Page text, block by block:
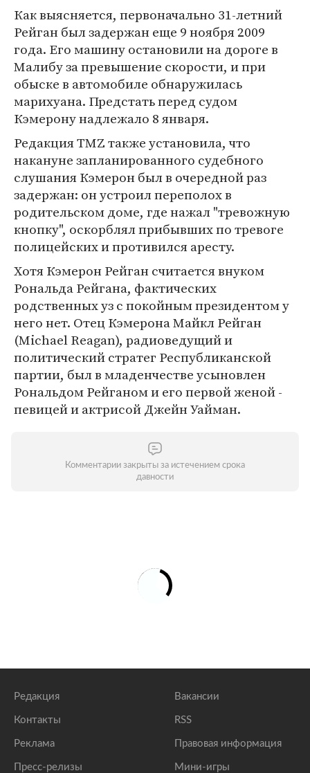
Как выясняется, первоначально 31-летний
Рейган был задержан еще 9 ноября 2009
года. Его машину остановили на дороге в
Малибу за превышение скорости, и при
обыске в автомобиле обнаружилась
марихуана. Предстать перед судом
Кэмерону надлежало 8 января.
Редакция TMZ также установила, что
накануне запланированного судебного
слушания Кэмерон был в очередной раз
задержан: он устроил переполох в
родительском доме, где нажал "тревожную
кнопку", оскорблял прибывших по тревоге
полицейских и противился аресту.
Хотя Кэмерон Рейган считается внуком
Рональда Рейгана, фактических
родственных уз с покойным президентом у
него нет. Отец Кэмерона Майкл Рейган
(Michael Reagan), радиоведущий и
политический стратег Республиканской
партии, был в младенчестве усыновлен
Рональдом Рейганом и его первой женой -
певицей и актрисой Джейн Уайман.
Комментарии закрыты за истечением срока
давности
Редакция
Контакты
Реклама
Пресс-релизы
Вакансии
RSS
Правовая информация
Мини-игры